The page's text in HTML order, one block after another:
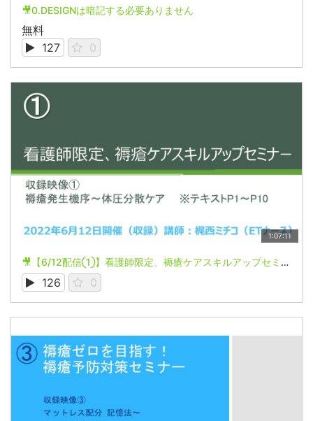
🎥0.DESIGNは暗記する必要ありません
無料
127
0
1:07:11
🎥【6/12配信①】看護師限定、褥瘡ケアスキルアップセミナー
126 0